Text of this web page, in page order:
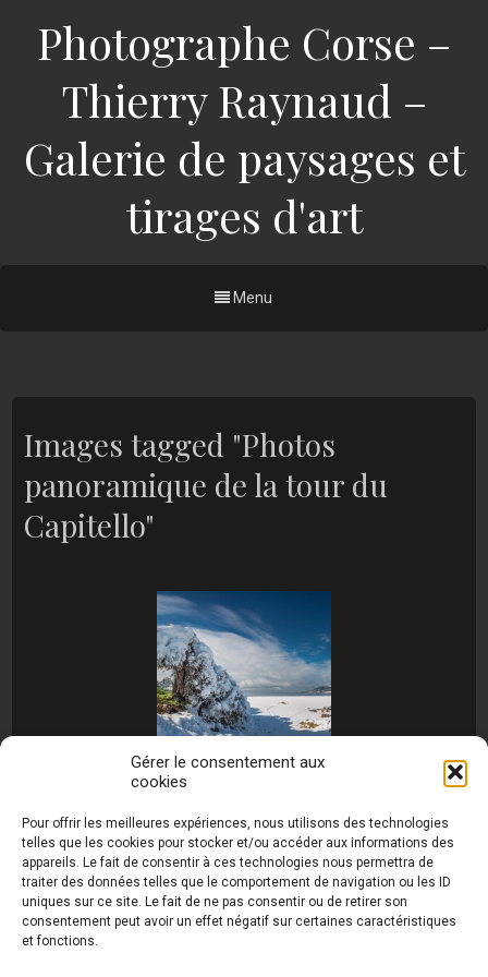
Gérer le consentement aux
cookies
Pour offrir les meilleures expériences, nous utilisons des technologies
telles que les cookies pour stocker et/ou accéder aux informations des
appareils. Le fait de consentir à ces technologies nous permettra de
traiter des données telles que le comportement de navigation ou les ID
uniques sur ce site. Le fait de ne pas consentir ou de retirer son
consentement peut avoir un effet négatif sur certaines caractéristiques
et fonctions.
Photographe Corse –
Thierry Raynaud –
Galerie de paysages et
tirages d'art
Menu
Images tagged "Photos
panoramique de la tour du
Capitello"